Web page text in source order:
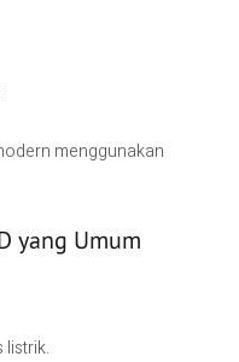
menggunakan
yang Umum
listrik.